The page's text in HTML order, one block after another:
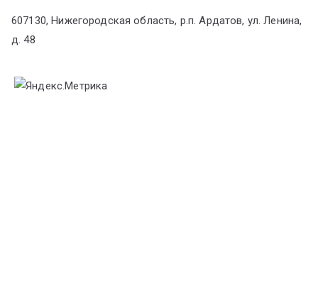
607130, Нижегородская область, р.п. Ардатов, ул. Ленина,
д. 48